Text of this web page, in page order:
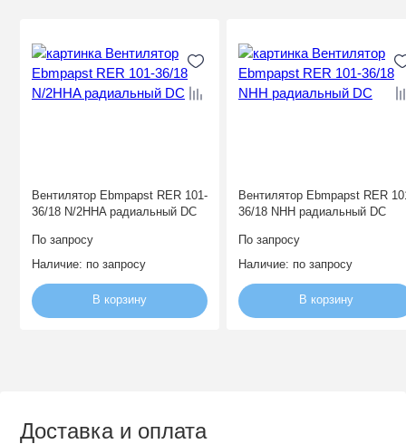
Вентилятор Ebmpapst RER 101-
36/18 N/2HHA радиальный DC
По запросу
Наличие: по запросу
В корзину
Вентилятор Ebmpapst RER
36/18 NHH радиальный DC
По запросу
Наличие: по запросу
В корзину
Доставка и оплата